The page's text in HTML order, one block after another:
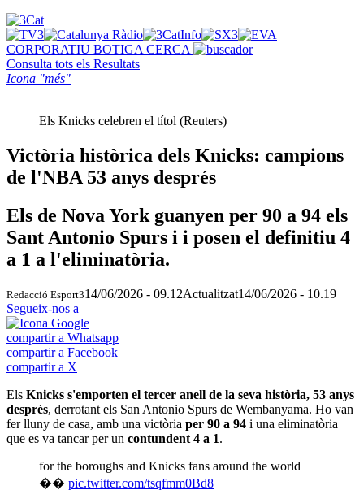
CORPORATIU BOTIGA CERCA
Consulta tots els Resultats
Icona "més"
Els Knicks celebren el títol (Reuters)
Victòria històrica dels Knicks: campions
de l'NBA 53 anys després
Els de Nova York guanyen per 90 a 94 els
Sant Antonio Spurs i i posen el definitiu 4
a 1 a l'eliminatòria.
Redacció Esport314/06/2026 - 09.12Actualitzat14/06/2026 - 10.19
Segueix-nos a
compartir a Whatsapp
compartir a Facebook
compartir a X
Els Knicks s'emporten el tercer anell de la seva història, 53 anys
després, derrotant els San Antonio Spurs de Wembanyama. Ho van
fer lluny de casa, amb una victòria per 90 a 94 i una eliminatòria
que es va tancar per un contundent 4 a 1.
for the boroughs and Knicks fans around the world
�� pic.twitter.com/tsqfmm0Bd8